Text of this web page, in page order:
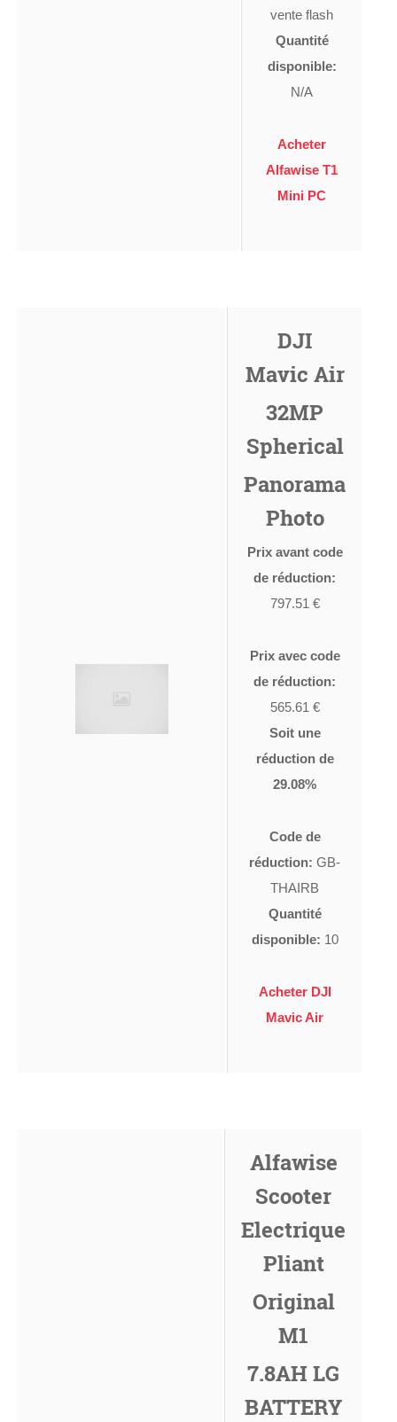
vente flash
Quantité
disponible:
N/A
Acheter
Alfawise T1
Mini PC
DJI
Mavic Air
32MP
Spherical
Panorama
Photo
Prix avant code
de réduction:
797.51 €
Prix avec code
de réduction:
565.61 €
Soit une
réduction de
29.08%
Code de
réduction: GB-
THAIRB
Quantité
disponible: 10
Acheter DJI
Mavic Air
Alfawise
Scooter
Electrique
Pliant
Original
M1
7.8AH LG
BATTERY